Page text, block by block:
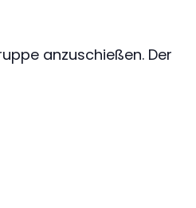
anzuschießen. Der